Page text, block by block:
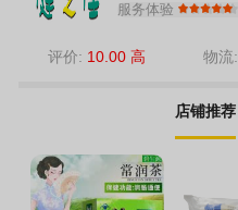
服务体验
评价: 10.00 高 物流:
店铺推荐